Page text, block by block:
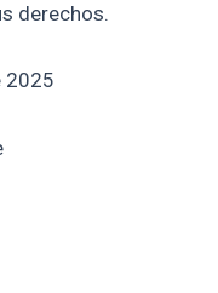
derechos.
2025